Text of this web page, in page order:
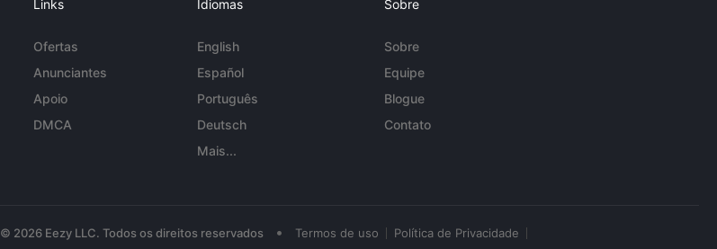
Links
Ofertas
Anunciantes
Apoio
DMCA
Idiomas
English
Español
Português
Deutsch
Mais...
Sobre
Sobre
Equipe
Blogue
Contato
© 2026 Eezy LLC. Todos os direitos reservados • Termos de uso Política de Privacidade